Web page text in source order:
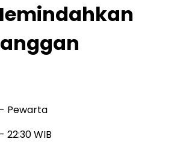
- Pewarta
- 22:30 WIB